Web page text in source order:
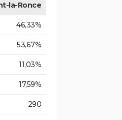
la-Ronce
46,33%
53,67%
11,03%
17,59%
290